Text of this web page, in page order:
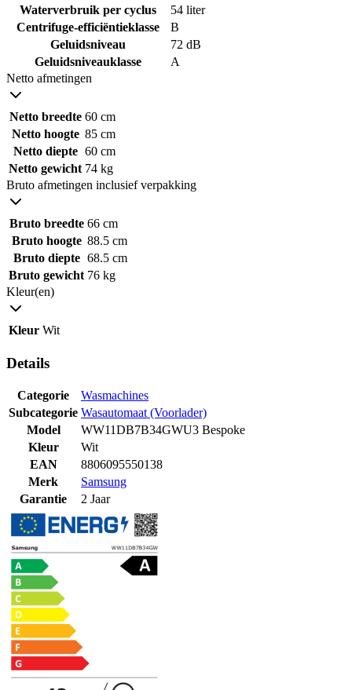
Waterverbruik per cyclus
54 liter
Centrifuge-efficiëntieklasse
B
Geluidsniveau
72 dB
Geluidsniveauklasse
A
Netto afmetingen
Netto breedte 60 cm
Netto hoogte 85 cm
Netto diepte 60 cm
Netto gewicht 74 kg
Bruto afmetingen inclusief verpakking
Bruto breedte 66 cm
Bruto hoogte 88.5 cm
Bruto diepte 68.5 cm
Bruto gewicht 76 kg
Kleur(en)
Kleur Wit
Details
Categorie
Wasmachines
Subcategorie Wasautomaat (Voorlader)
Model
WW11DB7B34GWU3 Bespoke
Kleur
Wit
EAN
8806095550138
Merk
Samsung
Garantie
2 Jaar